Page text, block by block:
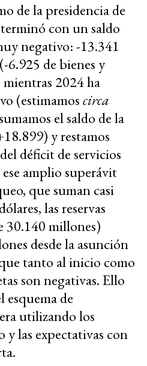
de la presidencia de
con un saldo
negativo: -13.341
6.925 de bienes y
2024 ha
(estimamoscirca
el saldo de la
y restamos
déficit de servicios
amplio superávit
que suman casi
las reservas
30.140 millones)
desde la asunción
tanto al inicio como
son negativas. Ello
esquema de
utilizando los
las expectativas con